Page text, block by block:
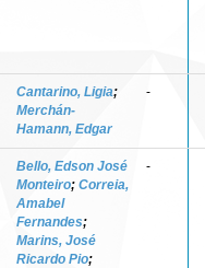
Cantarino, Ligia;
Merchán-
Hamann, Edgar
-
Bello, Edson José
Monteiro; Correia,
Amabel
Fernandes;
Marins, José
Ricardo Pio;
-